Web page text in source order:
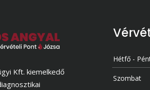
Kft. kiemelkedő
Hétfő -
Szombat